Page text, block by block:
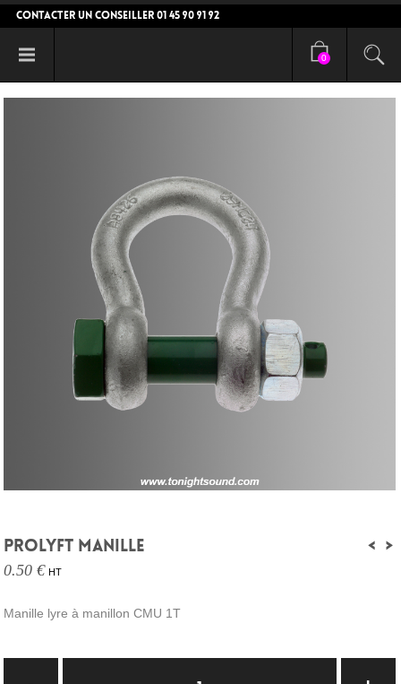
CONTACTER UN CONSEILLER 01 45 90 91 92
0
< >
PROLYFT MANILLE
0.50 € HT
Manille lyre à manillon CMU 1T